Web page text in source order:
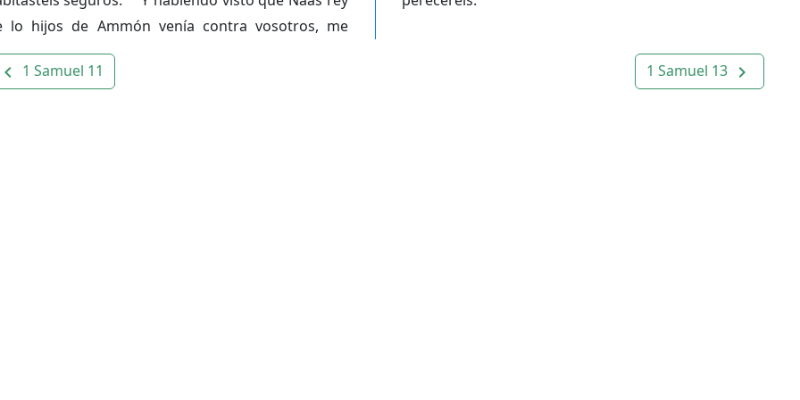
lo hijos de Ammón venía contra vosotros, me
navigate_before 1 Samuel 11 1 Samuel 13 navigate_next